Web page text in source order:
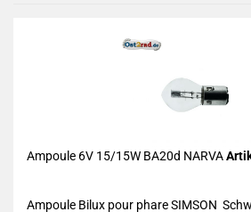
Ampoule 6V 15/15W BA20d NARVA
Ampoule Bilux pour phare SIMSON